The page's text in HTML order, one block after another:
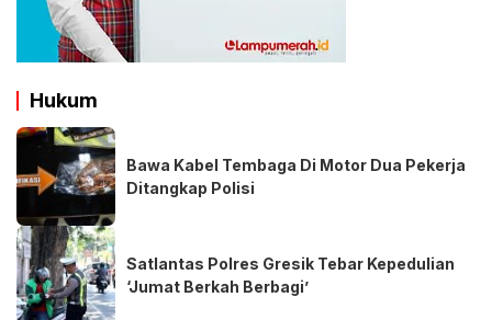
Hukum
Bawa Kabel Tembaga Di Motor Dua Pekerja
Ditangkap Polisi
Satlantas Polres Gresik Tebar Kepedulian
‘Jumat Berkah Berbagi’